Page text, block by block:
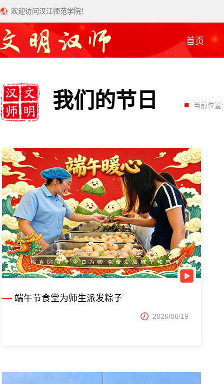
欢迎访问汉江师范学院！
首页
我们的节日 当前位
端午节食堂为师生派发粽子
2026/06/19